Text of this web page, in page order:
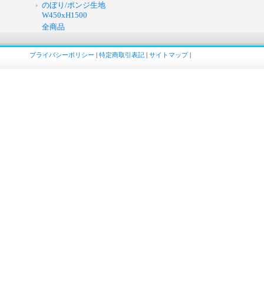
のぼり/ポンジ生地
W450xH1500
全商品
プライバシーポリシー | 特定商取引表記 | サイトマップ|